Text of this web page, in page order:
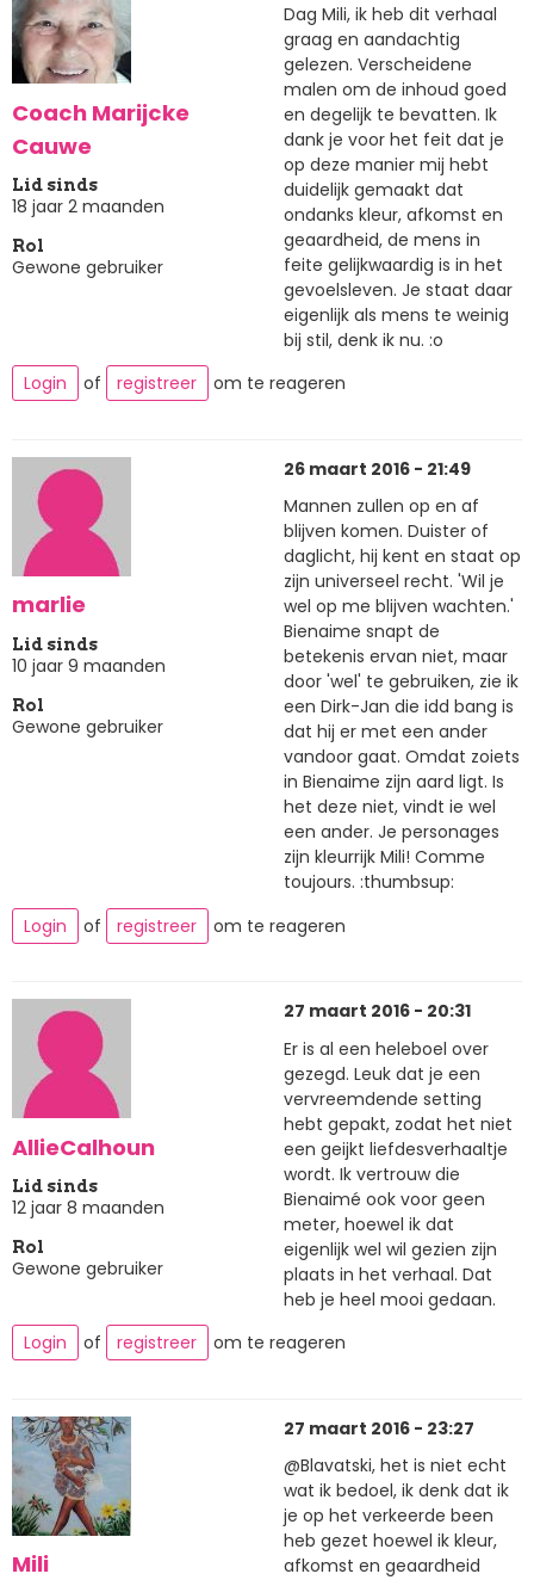
Coach Marijcke
Cauwe
Lid sinds
18 jaar 2 maanden
Rol
Gewone gebruiker
Dag Mili, ik heb dit verhaal
graag en aandachtig
gelezen. Verscheidene
malen om de inhoud goed
en degelijk te bevatten. Ik
dank je voor het feit dat je
op deze manier mij hebt
duidelijk gemaakt dat
ondanks kleur, afkomst en
geaardheid, de mens in
feite gelijkwaardig is in het
gevoelsleven. Je staat daar
eigenlijk als mens te weinig
bij stil, denk ik nu. :o
Login
of registreer om te reageren
marlie
Lid sinds
10 jaar 9 maanden
Rol
Gewone gebruiker
26 maart 2016 - 21:49
Mannen zullen op en af
blijven komen. Duister of
daglicht, hij kent en staat op
zijn universeel recht. 'Wil je
wel op me blijven wachten.'
Bienaime snapt de
betekenis ervan niet, maar
door 'wel' te gebruiken, zie ik
een Dirk-Jan die idd bang is
dat hij er met een ander
vandoor gaat. Omdat zoiets
in Bienaime zijn aard ligt. Is
het deze niet, vindt ie wel
een ander. Je personages
zijn kleurrijk Mili! Comme
toujours. :thumbsup:
Login
of registreer om te reageren
AllieCalhoun
Lid sinds
12 jaar 8 maanden
Rol
Gewone gebruiker
27 maart 2016 - 20:31
Er is al een heleboel over
gezegd. Leuk dat je een
vervreemdende setting
hebt gepakt, zodat het niet
een geijkt liefdesverhaaltje
wordt. Ik vertrouw die
Bienaimé ook voor geen
meter, hoewel ik dat
eigenlijk wel wil gezien zijn
plaats in het verhaal. Dat
heb je heel mooi gedaan.
Login
of registreer om te reageren
Mili
27 maart 2016 - 23:27
@Blavatski, het is niet echt
wat ik bedoel, ik denk dat ik
je op het verkeerde been
heb gezet hoewel ik kleur,
afkomst en geaardheid